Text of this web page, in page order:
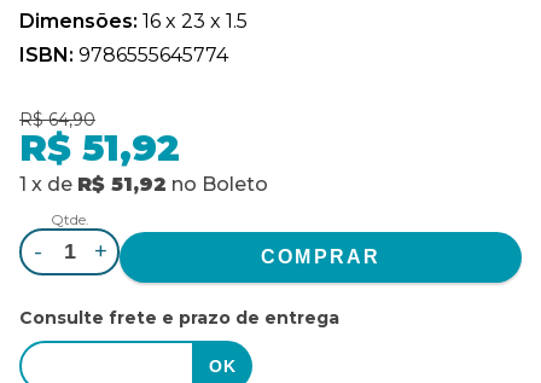
Dimensões: 16 x 23 x 1.5
ISBN: 9786555645774
R$ 64,90
R$ 51,92
1 x de R$ 51,92 no Boleto
Qtde.
- +
Consulte frete e prazo de entrega